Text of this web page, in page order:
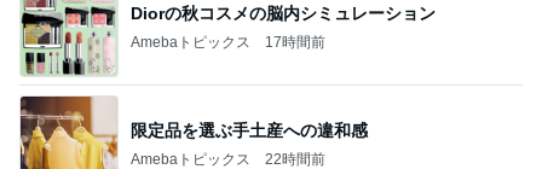
Diorの秋コスメの脳内シミュレーション
Amebaトピックス 17時間前
限定品を選ぶ手土産への違和感
Amebaトピックス 22時間前